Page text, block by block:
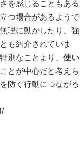
を感じることもある
つ場合があるようで
理に動かしたり、強
も紹介されていま
別なことより、 使い
とが中心だと考えら
防ぐ行動につながる